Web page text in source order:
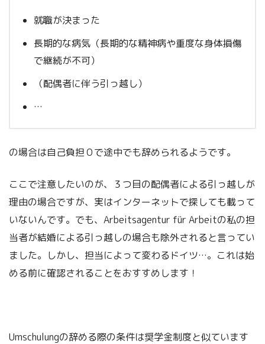
就職が決まった
長期的な病気（長期的な精神病や重度な身体損傷
で継続が不可）
（配偶者に伴う引っ越し）
…
の場合は自己負担０で途中でも辞められるようです。
ここで注意したいのが、３つ目の配偶者による引っ越しが
理由の場合ですが、実はインターネットで探しても載って
いないんです。でも、Arbeitsagentur für Arbeitの私の担
当者が結婚による引っ越しの場合も除外されると言ってい
ました。しかし、担当によって変わるドイツ…。これは始
める前に確認されることをおすすめします！
Umschulungの辞める際の条件は奨学金制度と似ています